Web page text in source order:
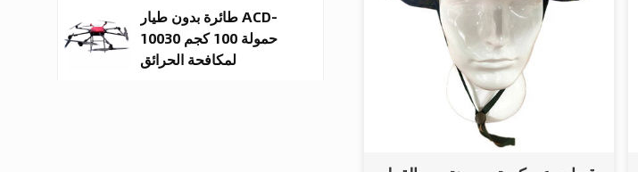
طائرة بدون طيار ACD-
10030 حمولة 100 كجم
لمكافحة الحرائق